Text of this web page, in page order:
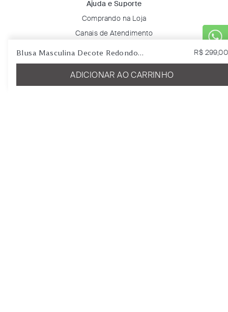
Blusa Masculina Decote Redondo
24912 Coral
R$ 299,00
ADICIONAR AO CARRINHO
Ajuda e Suporte
Comprando na Loja
Canais de Atendimento
Dúvidas Frequentes
Trocas e Devoluções
Solicitar Troca ou Devolução